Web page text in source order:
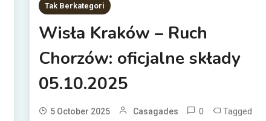
Tak Berkategori
Wisła Kraków – Ruch
Chorzów: oficjalne składy
05.10.2025
5 October 2025 Casagades 0 Tagged